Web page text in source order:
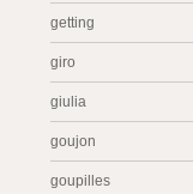
getting
giro
giulia
goujon
goupilles